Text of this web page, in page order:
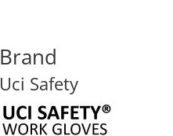
Brand
Uci Safety